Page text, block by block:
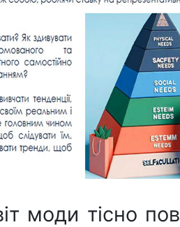
моди тісно